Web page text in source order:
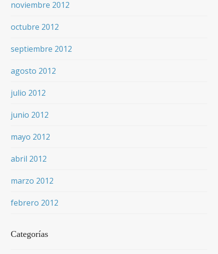
noviembre 2012
octubre 2012
septiembre 2012
agosto 2012
julio 2012
junio 2012
mayo 2012
abril 2012
marzo 2012
febrero 2012
Categorías